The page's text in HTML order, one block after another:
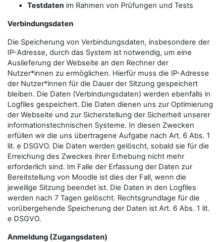
Testdaten im Rahmen von Prüfungen und Tests
Verbindungsdaten
Die Speicherung von Verbindungsdaten, insbesondere der
IP-Adresse, durch das System ist notwendig, um eine
Auslieferung der Webseite an den Rechner der
Nutzer*innen zu ermöglichen. Hierfür muss die IP-Adresse
der Nutzer*innen für die Dauer der Sitzung gespeichert
bleiben. Die Daten (Verbindungsdaten) werden ebenfalls in
Logfiles gespeichert. Die Daten dienen uns zur Optimierung
der Webseite und zur Sicherstellung der Sicherheit unserer
informationstechnischen Systeme. In diesen Zwecken
erfüllen wir die uns übertragene Aufgabe nach Art. 6 Abs. 1
lit. e DSGVO. Die Daten werden gelöscht, sobald sie für die
Erreichung des Zweckes ihrer Erhebung nicht mehr
erforderlich sind. Im Falle der Erfassung der Daten zur
Bereitstellung von Moodle ist dies der Fall, wenn die
jeweilige Sitzung beendet ist. Die Daten in den Logfiles
werden nach 7 Tagen gelöscht. Rechtsgrundlage für die
vorübergehende Speicherung der Daten ist Art. 6 Abs. 1 lit.
e DSGVO.
Anmeldung (Zugangsdaten)